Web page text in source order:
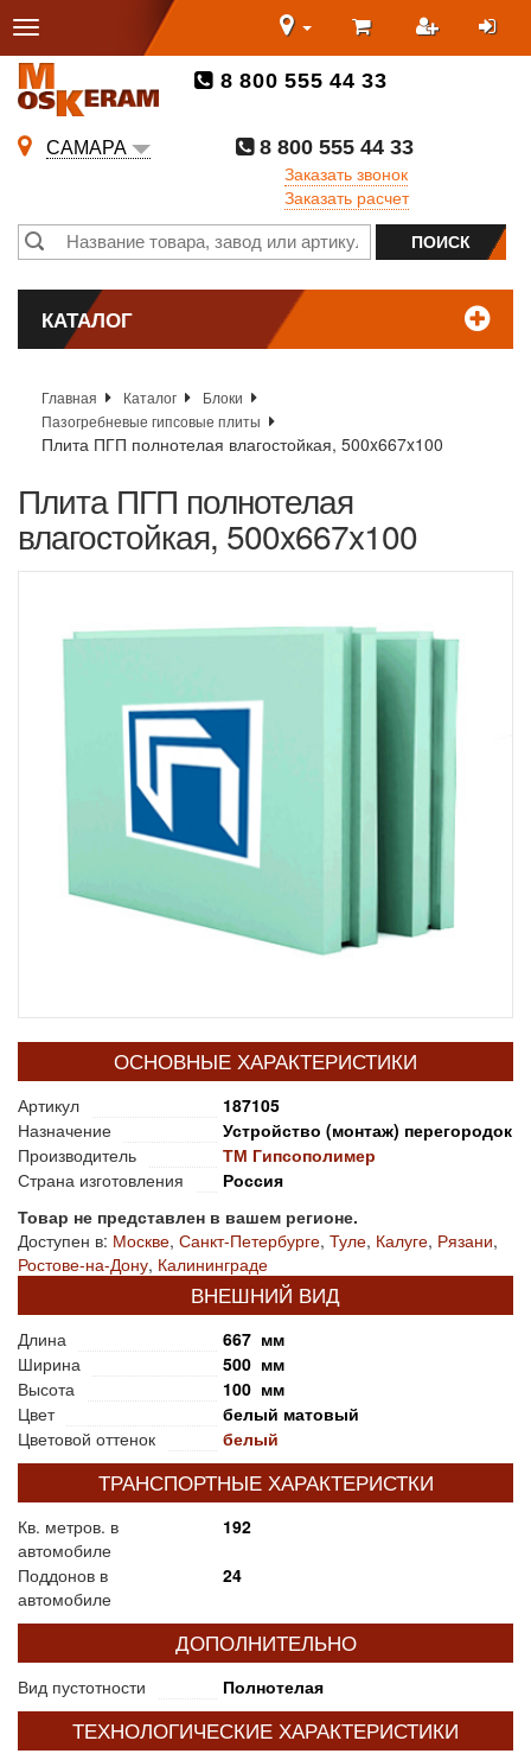
8 800 555 44 33
САМАРА
8 800 555 44 33
Заказать звонок
Заказать расчет
КАТАЛОГ
Главная Каталог
Блоки
Пазогребневые гипсовые плиты
Плита ПГП полнотелая влагостойкая, 500x667x100
Плита ПГП полнотелая
влагостойкая, 500x667x100
ОСНОВНЫЕ ХАРАКТЕРИСТИКИ
Артикул
187105
Назначение
Устройство (монтаж) перегородок
Производитель
ТМ Гипсополимер
Страна изготовления
Россия
Товар не представлен в вашем регионе.
Доступен в: Москве, Санкт-Петербурге, Туле, Калуге, Рязани,
Ростове-на-Дону, Калининграде
ВНЕШНИЙ ВИД
Длина
667 мм
Ширина
500 мм
Высота
100 мм
Цвет
белый матовый
Цветовой оттенок
белый
ТРАНСПОРТНЫЕ ХАРАКТЕРИСТКИ
Кв. метров. в
автомобиле
192
Поддонов в
автомобиле
24
ДОПОЛНИТЕЛЬНО
Вид пустотности Полнотелая
ТЕХНОЛОГИЧЕСКИЕ ХАРАКТЕРИСТИКИ